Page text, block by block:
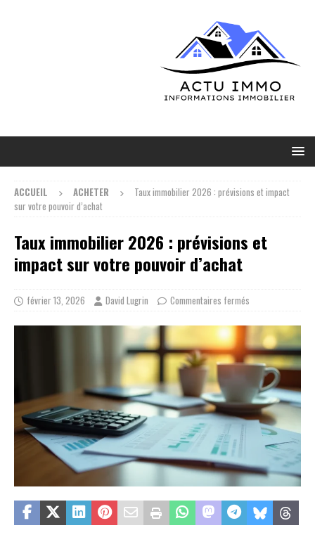
ACCUEIL ACHETER
Taux immobilier 2026 : prévisions et impact
sur votre pouvoir d’achat
Taux immobilier 2026 : prévisions et
impact sur votre pouvoir d’achat
février 13, 2026 David Lugrin Commentaires fermés